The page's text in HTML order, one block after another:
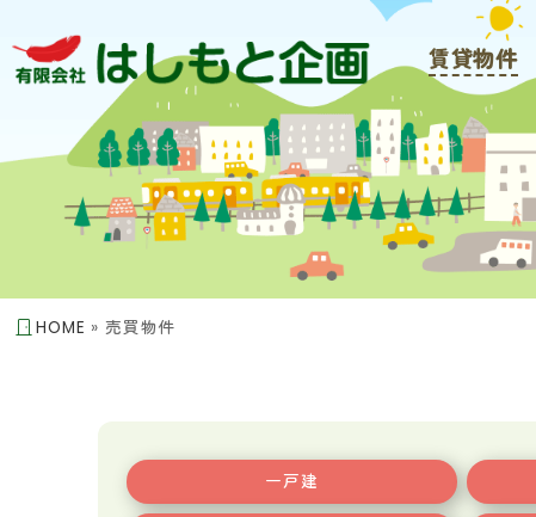
賃貸物件
HOME » 売買物件
一戸建